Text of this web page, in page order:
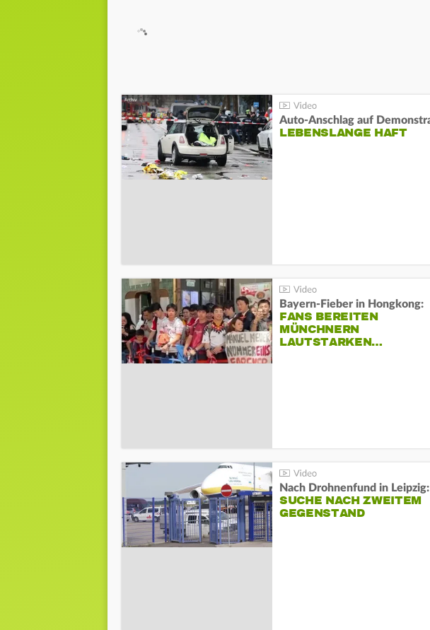
LEBENSLANGE HAFT
Bayern-Fieber in Hongkong:
FANS BEREITEN
MÜNCHNERN
LAUTSTARKEN…
Nach Drohnenfund in Leipzig:
SUCHE NACH ZWEITEM
GEGENSTAND